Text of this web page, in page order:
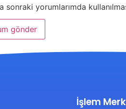
sonraki yorumlarımda
İşlem